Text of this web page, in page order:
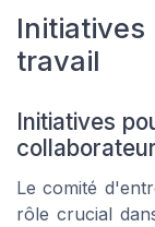
Initiatives
travail
Initiatives
Le comité
rôle crucial